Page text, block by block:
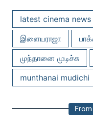
latest cinema news
இளையராஜா
முந்தானை முடிச்சு
munthanai mudichi